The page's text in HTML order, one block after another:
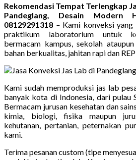
Rekomendasi Tempat Terlengkap
Pandeglang, Desain Modern
08129291318 – Kami konveksi
praktikum laboratorium untuk
bermacam kampus, sekolah
bahan berkualitas, jahitan rapi dan
Kami sudah memproduksi jas lab
banyak kota di Indonesia, dari pulau
Bermacam jurusan kesehatan dan
kimia, biologi, fisika maupun
kehutanan, pertanian, peternakan
kami.
Terima pesanan custom (tipe